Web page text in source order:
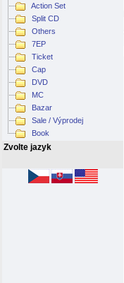
Action Set
Split CD
Others
7EP
Ticket
Cap
DVD
MC
Bazar
Sale / Výprodej
Book
Zvolte jazyk